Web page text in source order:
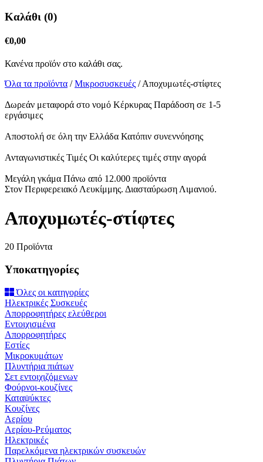
Καλάθι (0)
€0,00
Κανένα προϊόν στο καλάθι σας.
Όλα τα προϊόντα /Μικροσυσκευές / Αποχυμωτές-στίφτες
Δωρεάν μεταφορά στο νομό Κέρκυρας Παράδοση σε 1-5
εργάσιμες
Αποστολή σε όλη την Ελλάδα Κατόπιν συνεννόησης
Ανταγωνιστικές Τιμές Οι καλύτερες τιμές στην αγορά
Μεγάλη γκάμα Πάνω από 12.000 προϊόντα
Στον Περιφερειακό Λευκίμμης. Διασταύρωση Λιμανιού.
Αποχυμωτές-στίφτες
20 Προϊόντα
Υποκατηγορίες
Όλες οι κατηγορίες
Ηλεκτρικές Συσκευές
Απορροφητήρες ελεύθεροι
Εντοιχισμένα
Απορροφητήρες
Εστίες
Μικροκυμάτων
Πλυντήρια πιάτων
Σετ εντοιχιζόμενων
Φούρνοι-κουζίνες
Καταψύκτες
Κουζίνες
Αερίου
Αερίου-Ρεύματος
Ηλεκτρικές
Παρελκόμενα ηλεκτρικών συσκευών